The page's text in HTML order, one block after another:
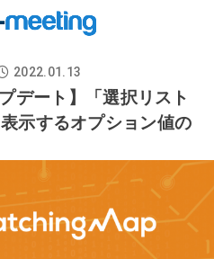
2022.01.13
デート】「選択リスト
示するオプション値の